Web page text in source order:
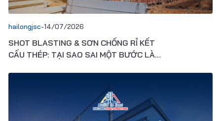
hailongjsc-14/07/2026
SHOT BLASTING & SƠN CHỐNG RỈ KẾT
CẤU THÉP: TẠI SAO SAI MỘT BƯỚC LÀ